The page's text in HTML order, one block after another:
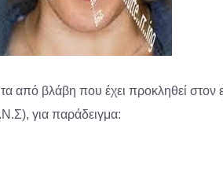
από βλάβη που έχει προκληθεί
για παράδειγμα: